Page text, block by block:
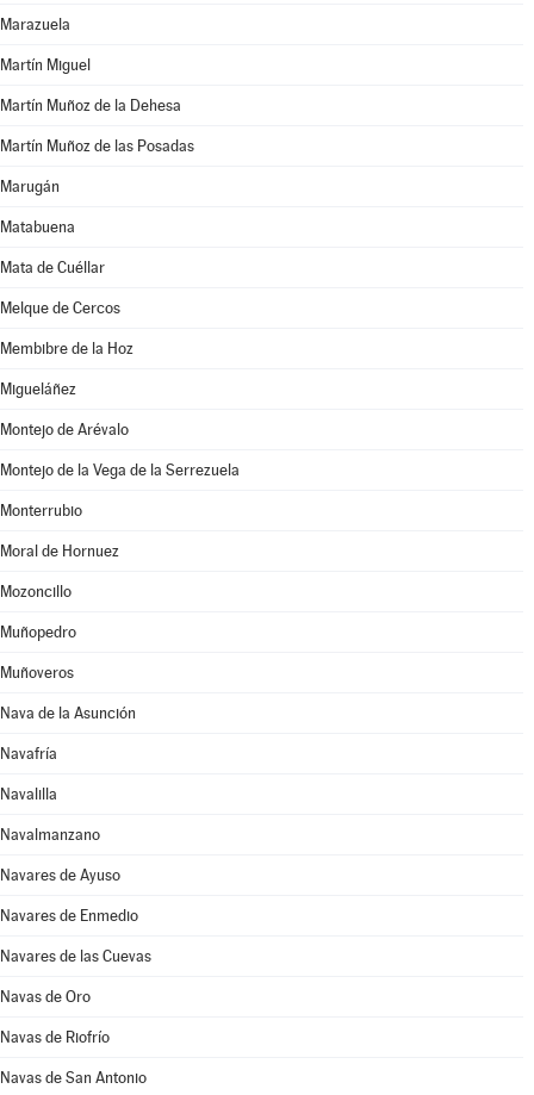
Marazuela
Martín Miguel
Martín Muñoz de la Dehesa
Martín Muñoz de las Posadas
Marugán
Matabuena
Mata de Cuéllar
Melque de Cercos
Membibre de la Hoz
Migueláñez
Montejo de Arévalo
Montejo de la Vega de la Serrezuela
Monterrubio
Moral de Hornuez
Mozoncillo
Muñopedro
Muñoveros
Nava de la Asunción
Navafría
Navalilla
Navalmanzano
Navares de Ayuso
Navares de Enmedio
Navares de las Cuevas
Navas de Oro
Navas de Riofrío
Navas de San Antonio